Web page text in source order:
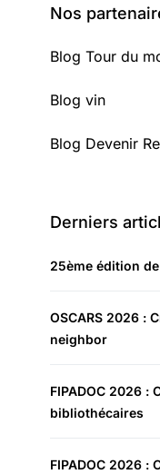
Nos
Blog Tour du
Blog vin
Blog Devenir
Derniers
25ème édition
OSCARS 2026 :
neighbor
FIPADOC 2026 :
bibliothécaires
FIPADOC 2026 :